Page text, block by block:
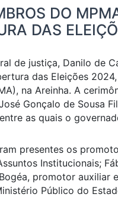
DO
DAS
de justiça, Danilo de
das Eleições
na Areinha. A
Gonçalo de Sousa
as quais o
presentes os
Institucionais;
promotor auxiliar
Público do